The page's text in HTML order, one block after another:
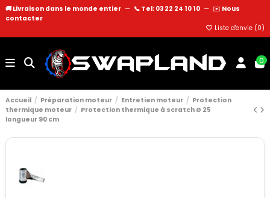
🚚 Livraison dans le monde entier — 📞 Tel: 03 22 24 10 10 — ✉️ Nous
contacter
Liste d'envie (0)
0
Accueil Préparation moteur Entretien moteur
Protection
thermique moteur
Protection thermique à scratch Ø 25
longueur 90 cm